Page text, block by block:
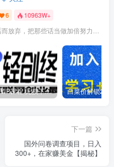
6 10963W+
别因为别人说的话而放弃，把那些话当做加倍努力的动力
全网VIP课程 无损下载~
下一篇
国外问卷调查项目，日入
300+，在家赚美金【揭秘】